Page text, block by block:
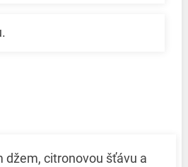
džem, citronovou šťávu a